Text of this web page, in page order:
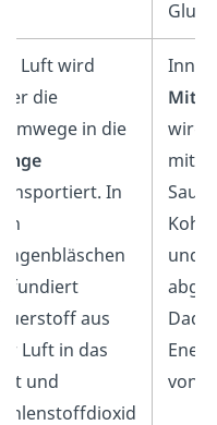
Die Luft wird
über die
Atemwege in die
Lunge
transportiert. In
den
Lungenbläschen
diffundiert
Sauerstoff aus
der Luft in das
Blut und
Kohlenstoffdioxid
wird
und
von